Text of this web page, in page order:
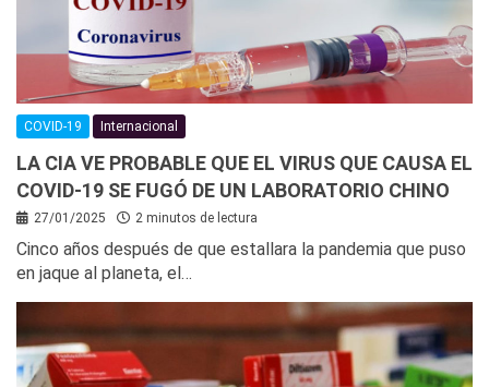
COVID-19 Internacional
LA CIA VE PROBABLE QUE EL VIRUS QUE CAUSA EL
COVID-19 SE FUGÓ DE UN LABORATORIO CHINO
27/01/2025 2 minutos de lectura
Cinco años después de que estallara la pandemia que puso
en jaque al planeta, el…